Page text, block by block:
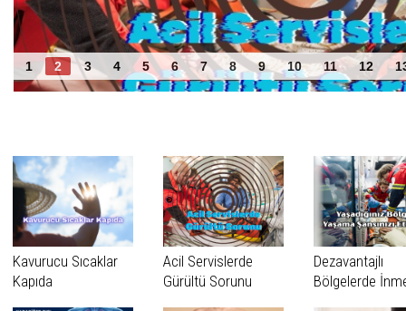
1 2 3 4 5 6 7 8 9 10 11 12
Acil Servislerde Gürültü Sorunu
Kavurucu Sıcaklar
Kapıda
Acil Servislerde
Gürültü Sorunu
Dezavantajlı
Bölgelerde